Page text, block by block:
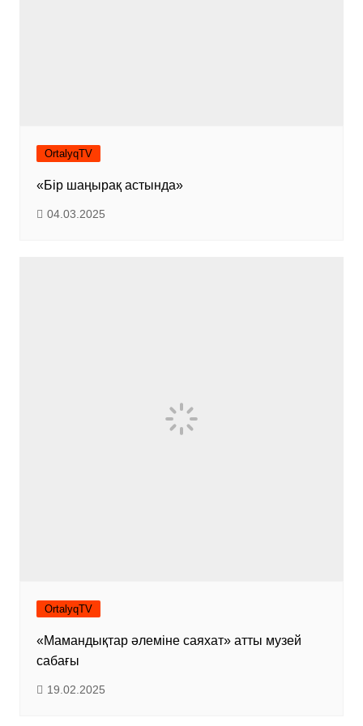
OrtalyqTV
«Бір шаңырақ астында»
04.03.2025
OrtalyqTV
«Мамандықтар әлеміне саяхат» атты музей
сабағы
19.02.2025